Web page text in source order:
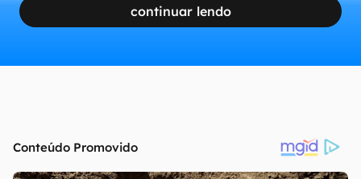
continuar lendo